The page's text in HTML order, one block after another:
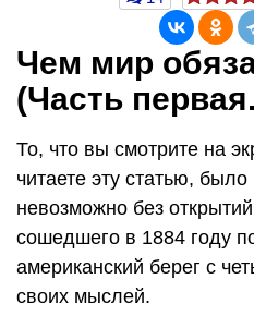
Чем мир
(Часть
То, что вы смотрите на
читаете эту статью,
невозможно без
сошедшего в 1884 году
американский берег с
своих мыслей.